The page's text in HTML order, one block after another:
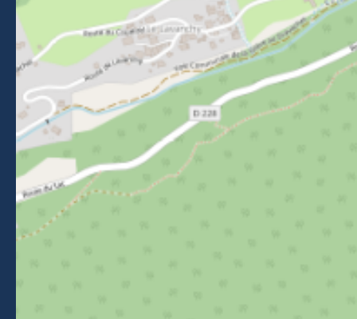
Volg ons op Facebook
Volg ons op Instagram
Volg ons op Youtube
Volg ons op Tiktok
NEWSLETTER
Blijf op de hoogte van evenementen, nieuws en tips in
Morzine.
Nieuwsbrief
Brochures
Classificatie van gemeubileerde accommodatie